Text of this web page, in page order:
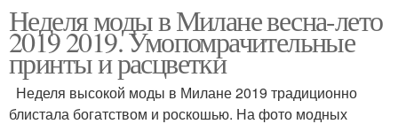
Неделя моды в Милане весна-лето
2019 2019. Умопомрачительные
принты и расцветки
Неделя высокой моды в Милане 2019 традиционно
блистала богатством и роскошью. На фото модных